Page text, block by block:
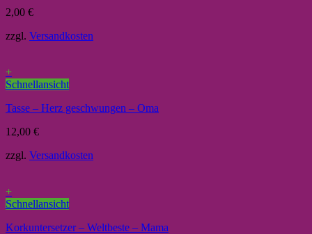
2,00 €
zzgl. Versandkosten
+
Schnellansicht
Tasse – Herz geschwungen – Oma
12,00 €
zzgl. Versandkosten
+
Schnellansicht
Korkuntersetzer – Weltbeste – Mama